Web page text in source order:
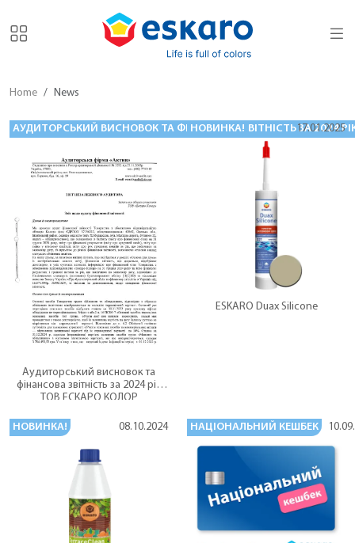
Home News
АУДИТОРСЬКИЙ ВИСНОВОК ТА ФІНАНСОВА ЗВІТНІСТЬ ЗА 2024
Аудиторський висновок та
фінансова звітність за 2024 рік
ТОВ ЕСКАРО КОЛОР
НОВИНКА! 17.01.2025
ESKARO Duax Silicone
НОВИНКА! 08.10.2024 НАЦІОНАЛЬНИЙ КЕШБЕК